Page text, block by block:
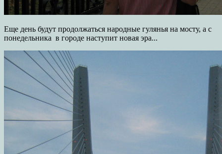
Еще день будут продолжаться народные гулянья на мосту, а с
понедельника в городе наступит новая эра...